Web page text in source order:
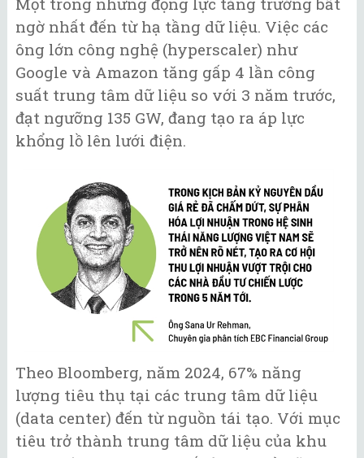
ngờ nhất đến từ hạ tầng dữ liệu. Việc các
ông lớn công nghệ (hyperscaler) như
Google và Amazon tăng gấp 4 lần công
suất trung tâm dữ liệu so với 3 năm trước,
đạt ngưỡng 135 GW, đang tạo ra áp lực
khổng lồ lên lưới điện.
Theo Bloomberg, năm 2024, 67% năng
lượng tiêu thụ tại các trung tâm dữ liệu
(data center) đến từ nguồn tái tạo. Với mục
tiêu trở thành trung tâm dữ liệu của khu